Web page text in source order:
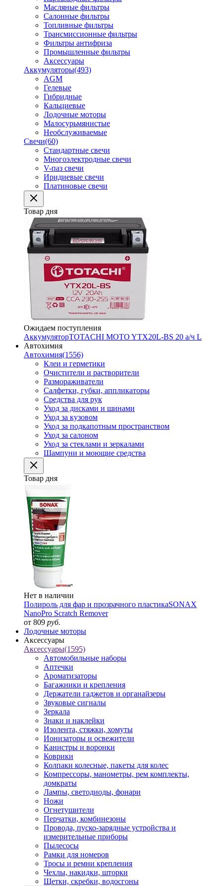
Масляные фильтры
Салонные фильтры
Топливные фильтры
Трансмиссионные фильтры
Фильтры антифриза
Промышленные фильтры
Аксессуары
Аккумуляторы(493)
AGM
Гелевые
Гибридные
Кальциевые
Лодочные моторы
Малосурьмянистые
Необслуживаемые
Свечи(60)
Стандартные свечи
Многоэлектродные свечи
V-паз свечи
Иридиевые свечи
Платиновые свечи
Товар дня
Ожидаем поступления
АккумуляторTOTACHI MOTO YTX20L-BS 20 а/ч L
Автохимия
Автохимия(1556)
Клеи и герметики
Очистители и растворители
Размораживатели
Салфетки, губки, аппликаторы
Средства для рук
Уход за дисками и шинами
Уход за кузовом
Уход за подкапотным пространством
Уход за салоном
Уход за стеклами и зеркалами
Шампуни и моющие средства
Товар дня
Нет в наличии
Полироль для фар и прозрачного пластикаSONAX
NanoPro Scratch Remover
от 809 руб.
Лодочные моторы
Аксессуары
Аксессуары(1595)
Автомобильные наборы
Аптечки
Ароматизаторы
Багажники и крепления
Держатели гаджетов и органайзеры
Звуковые сигналы
Зеркала
Знаки и наклейки
Изолента, стяжки, хомуты
Ионизаторы и освежители
Канистры и воронки
Коврики
Колпаки колесные, пакеты для колес
Компрессоры, манометры, рем комплекты,
домкраты
Лампы, светодиоды, фонари
Ножи
Огнетушители
Перчатки, комбинезоны
Провода, пуско-зарядные устройства и
измерительные приборы
Пылесосы
Рамки для номеров
Тросы и ремни крепления
Чехлы, накидки, шторки
Щетки, скребки, водосгоны